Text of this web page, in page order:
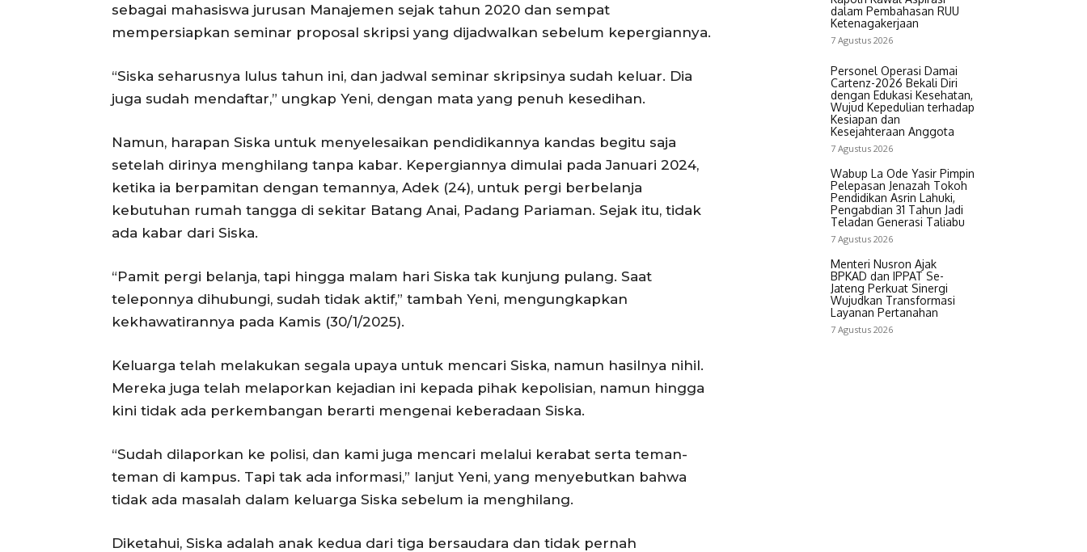
sebagai mahasiswa jurusan Manajemen sejak tahun 2020 dan sempat
mempersiapkan seminar proposal skripsi yang dijadwalkan sebelum kepergiannya.
“Siska seharusnya lulus tahun ini, dan jadwal seminar skripsinya sudah keluar. Dia
juga sudah mendaftar,” ungkap Yeni, dengan mata yang penuh kesedihan.
Namun, harapan Siska untuk menyelesaikan pendidikannya kandas begitu saja
setelah dirinya menghilang tanpa kabar. Kepergiannya dimulai pada Januari 2024,
ketika ia berpamitan dengan temannya, Adek (24), untuk pergi berbelanja
kebutuhan rumah tangga di sekitar Batang Anai, Padang Pariaman. Sejak itu, tidak
ada kabar dari Siska.
“Pamit pergi belanja, tapi hingga malam hari Siska tak kunjung pulang. Saat
teleponnya dihubungi, sudah tidak aktif,” tambah Yeni, mengungkapkan
kekhawatirannya pada Kamis (30/1/2025).
Keluarga telah melakukan segala upaya untuk mencari Siska, namun hasilnya nihil.
Mereka juga telah melaporkan kejadian ini kepada pihak kepolisian, namun hingga
kini tidak ada perkembangan berarti mengenai keberadaan Siska.
“Sudah dilaporkan ke polisi, dan kami juga mencari melalui kerabat serta teman-
teman di kampus. Tapi tak ada informasi,” lanjut Yeni, yang menyebutkan bahwa
tidak ada masalah dalam keluarga Siska sebelum ia menghilang.
Diketahui, Siska adalah anak kedua dari tiga bersaudara dan tidak pernah
dalam Pembahasan RUU
Ketenagakerjaan
7 Agustus 2026
Personel Operasi Damai
Cartenz-2026 Bekali Diri
dengan Edukasi Kesehatan,
Wujud Kepedulian terhadap
Kesiapan dan
Kesejahteraan Anggota
7 Agustus 2026
Wabup La Ode Yasir Pimpin
Pelepasan Jenazah Tokoh
Pendidikan Asrin Lahuki,
Pengabdian 31 Tahun Jadi
Teladan Generasi Taliabu
7 Agustus 2026
Menteri Nusron Ajak
BPKAD dan IPPAT Se-
Jateng Perkuat Sinergi
Wujudkan Transformasi
Layanan Pertanahan
7 Agustus 2026